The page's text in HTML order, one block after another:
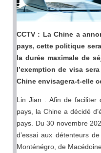
CCTV : La Chine a
pays, cette politique
la durée maximale de
l’exemption de visa
Chine envisagera-t-elle
Lin Jian : Afin de faciliter
pays, la Chine a décidé
pays. Du 30 novembre
d’essai aux détenteurs
Monténégro, de